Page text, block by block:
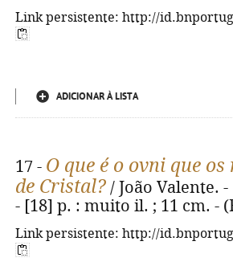
Link persistente: http://
ADICIONAR À LISTA
17 - O que é o ovni que
de Cristal? / João Valente.
- [18] p. : muito il. ; 11 cm. -
Link persistente: http://